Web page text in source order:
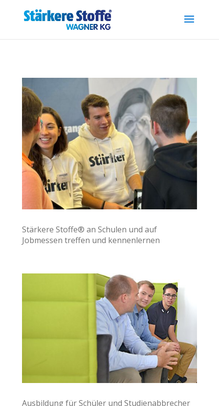
Stärkere Stoffe® an Schulen und auf
Jobmessen treffen und kennenlernen
Ausbildung für Schüler und Studienabbrecher